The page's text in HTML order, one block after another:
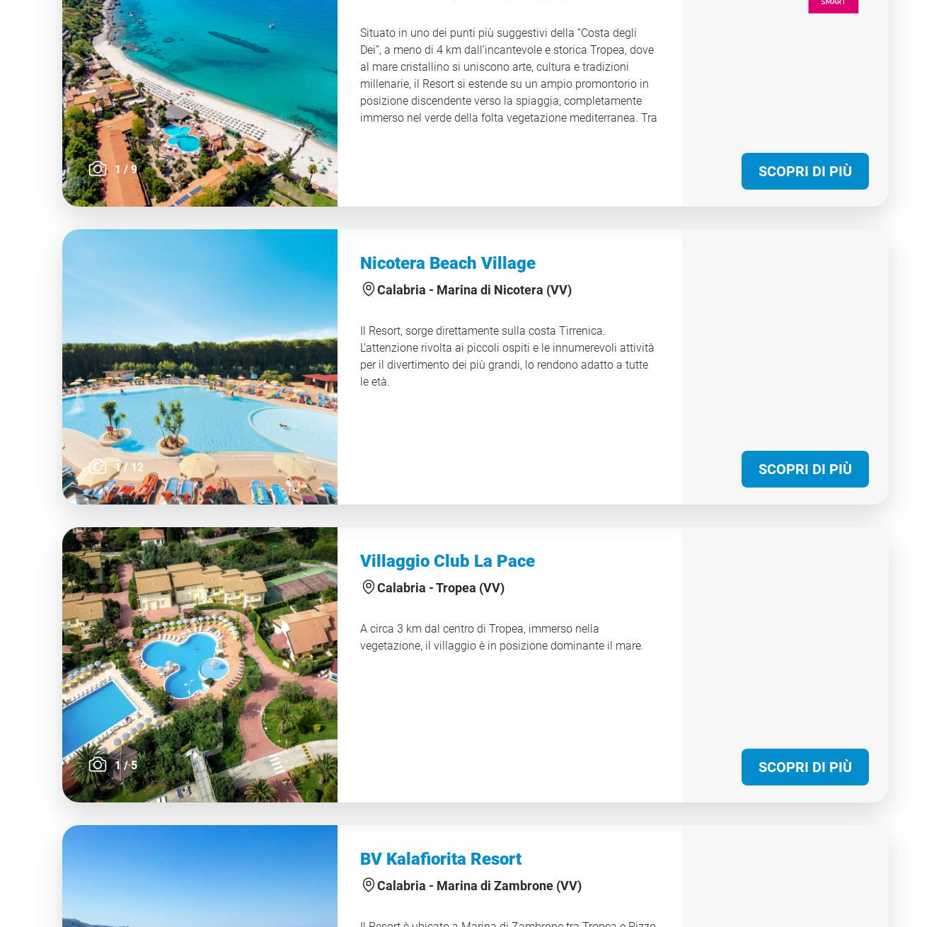
famiglia. CIN IT102027A1PY4DHN9N
1 / 9
Situato in uno dei punti più suggestivi della “Costa degli
Dei”, a meno di 4 km dall’incantevole e storica Tropea, dove
al mare cristallino si uniscono arte, cultura e tradizioni
millenarie, il Resort si estende su un ampio promontorio in
posizione discendente verso la spiaggia, completamente
immerso nel verde della folta vegetazione mediterranea. Tra
perfettamente con il paesaggio circostante, creando
un’atmosfera accogliente che invita a vivere un soggiorno
all’insegna del benessere, della scoperta e della bellezza
SCOPRI DI PIÙ
1/ 12
Nicotera Beach Village
Calabria - Marina di Nicotera (VV)
Il Resort, sorge direttamente sulla costa Tirrenica.
L'attenzione rivolta ai piccoli ospiti e le innumerevoli attività
per il divertimento dei più grandi, lo rendono adatto a tutte
le età.
SCOPRI DI PIÙ
1/5
Villaggio Club La Pace
Calabria -Tropea (VV)
A circa 3 km dal centro di Tropea, immerso nella
vegetazione, il villaggio è in posizione dominante il mare.
SCOPRI DI PIÙ
BV Kalafiorita Resort
Calabria - Marina di Zambrone (VV)